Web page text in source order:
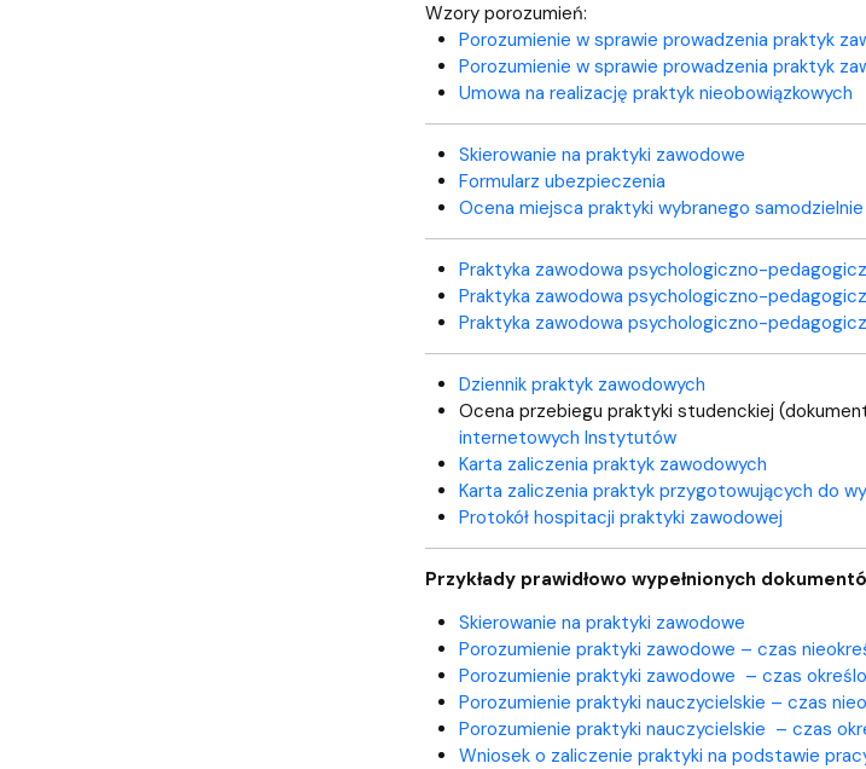
Wzory porozumień:
Porozumienie w sprawie prowadzenia praktyk
Porozumienie w sprawie prowadzenia praktyk
Umowa na realizację praktyk nieobowiązkowych
Skierowanie na praktyki zawodowe
Formularz ubezpieczenia
Ocena miejsca praktyki wybranego
Praktyka zawodowa psychologiczno-
Praktyka zawodowa psychologiczno-
Praktyka zawodowa psychologiczno-
Dziennik praktyk zawodowych
Ocena przebiegu praktyki studenckiej
internetowych Instytutów
Karta zaliczenia praktyk zawodowych
Karta zaliczenia praktyk przygotowujących do
Protokół hospitacji praktyki zawodowej
Przykłady prawidłowo wypełnionych
Skierowanie na praktyki zawodowe
Porozumienie praktyki zawodowe – czas
Porozumienie praktyki zawodowe – czas
Porozumienie praktyki nauczycielskie – czas
Porozumienie praktyki nauczycielskie – czas
Wniosek o zaliczenie praktyki na podstawie